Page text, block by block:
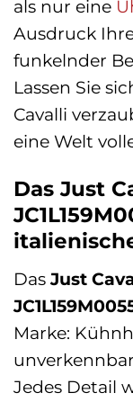
als nur eine
Ausdruck
funkelnder
Lassen Sie
Cavalli
eine Welt
Das Just
DasJust
Marke:
Jedes Detail